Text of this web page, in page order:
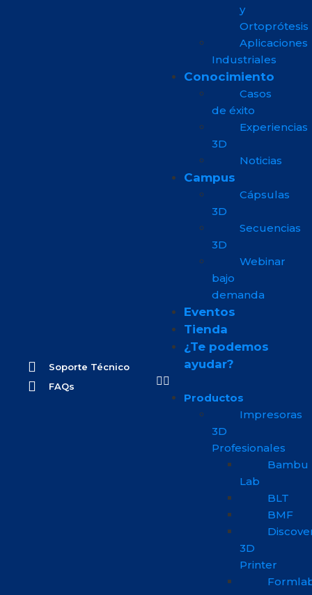
Soporte Técnico
FAQs
y
Ortoprótesis
Aplicaciones
Industriales
Conocimiento
Casos
de éxito
Experiencias
3D
Noticias
Campus
Cápsulas
3D
Secuencias
3D
Webinar
bajo
demanda
Eventos
Tienda
¿Te podemos
ayudar?
Productos
Impresoras
3D
Profesionales
Bambu
Lab
BLT
BMF
3D
Printer